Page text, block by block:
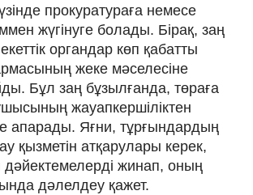
прокуратураға немесе
жүгінуге болады. Бірақ, заң
органдар көп қабатты
жеке мәселесіне
Бұл заң бұзылғанда, төраға
жауапкершіліктен
апарады. Яғни, тұрғындардың
қызметін атқарулары керек,
дәйектемелерді жинап, оның
дәлелдеу қажет.